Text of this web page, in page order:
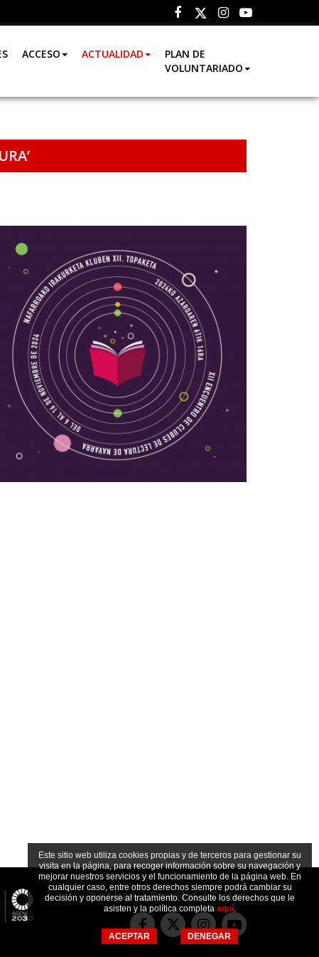
Este sitio web utiliza cookies propias y de terceros para gestionar su
visita en la página, para recoger información sobre su navegación y
mejorar nuestros servicios y el funcionamiento de la página web. En
cualquier caso, entre otros derechos siempre podrá cambiar su
decisión y oponerse al tratamiento. Consulte los derechos que le
asisten y la política completa aquí.
ACEPTAR DENEGAR
Facebook
Twitter
Instagram
Youtube
ACCESO ACTUALIDAD
PLAN DE
VOLUNTARIADO
Aviso legal|Privacidad|Cookies
Facebook
Twitter
InstagramYoutube